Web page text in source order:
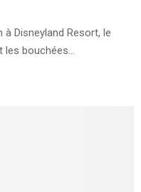
Disneyland Resort, le
les bouchées...